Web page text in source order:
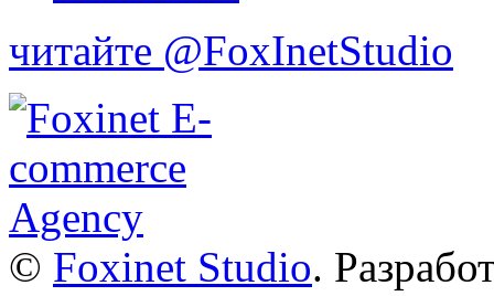
читайте @FoxInetStudio
© Foxinet Studio.